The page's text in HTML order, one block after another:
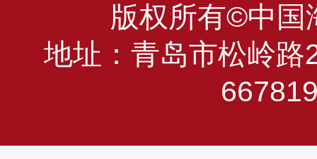
版权所有©中国
地址：青岛市松岭